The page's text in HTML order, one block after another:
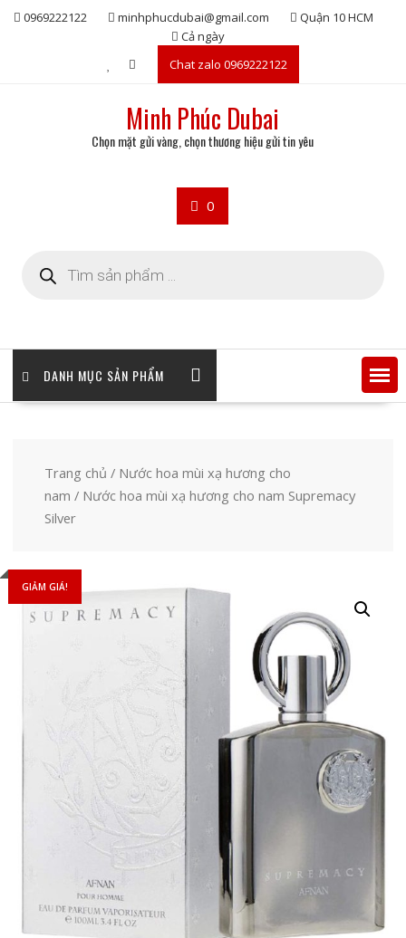
Skip0969222122 minhphucdubai@gmail.com
Quận 10 HCM
Cả ngày
Chat zalo 0969222122
Minh Phúc Dubai
Chọn mặt gửi vàng, chọn thương hiệu gửi tin yêu
0
kiếm
sản
DANH MỤC SẢN PHẨM
Trang chủ / Nước hoa mùi xạ hương cho
nam / Nước hoa mùi xạ hương cho nam Supremacy
Silver
GIẢM GIÁ!